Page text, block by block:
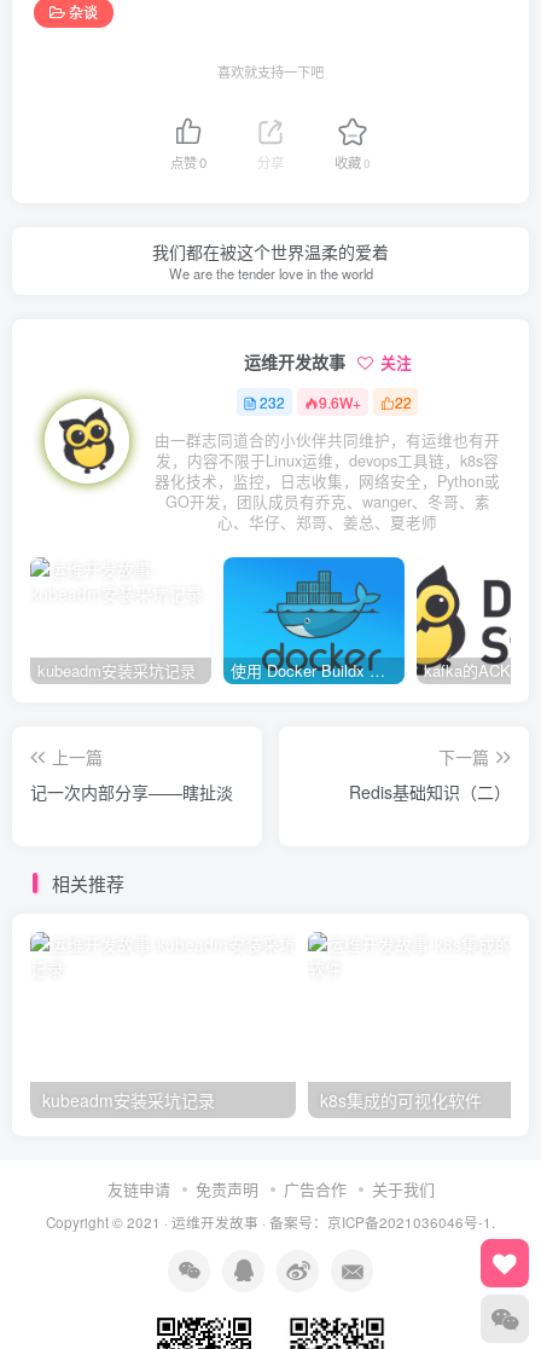
杂谈
喜欢就支持一下吧
点赞0 分享 收藏0
我们都在被这个世界温柔的爱着
We are the tender love in the world
运维开发故事 关注
232 9.6W+ 22
由一群志同道合的小伙伴共同维护，有运维也有开
发，内容不限于Linux运维，devops工具链，k8s容
器化技术，监控，日志收集，网络安全，Python或
GO开发，团队成员有乔克、wanger、冬哥、素
心、华仔、郑哥、姜总、夏老师
kubeadm安装采坑记录 使用 Docker Buildx 构建多种系统架构镜像
上一篇
记一次内部分享——瞎扯淡
下一篇
Redis基础知识（二）
相关推荐
kubeadm安装采坑记录 k8s集成的可视化软件
友链申请 免责声明 广告合作 关于我们
Copyright © 2021 · 运维开发故事 · 备案号：京ICP备2021036046号-1.